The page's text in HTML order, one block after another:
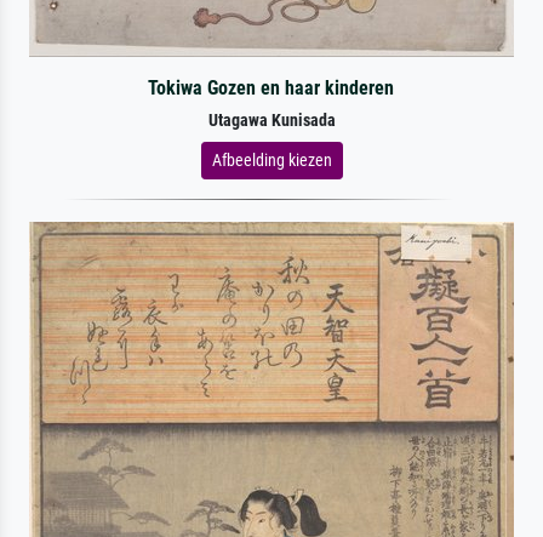
Tokiwa Gozen en haar kinderen
Utagawa Kunisada
Afbeelding kiezen